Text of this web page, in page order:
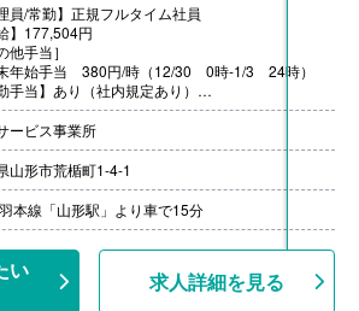
員/常勤】正規フルタイム社員
】177,504円
他手当］
年始手当 380円/時（12/30 0時-1/3 24時）
手当】あり（社内規定あり）
】あり（年2回寸志）
】年1回（4月）
報酬（年1回）】厨房職:平均267,000円（2025年6
実績）
雇用形態、在籍期間、会社の業績等によって支
異なる。
金】なし
ービス事業所
山形市荒楯町1-4-1
本線「山形駅」より車で15分
い
求人詳細を見る